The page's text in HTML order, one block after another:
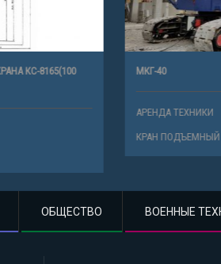
МКГ-40
АРЕНДА ТЕХНИКИ
КРАН ПОДЪЕМНЫЙ
ОБЩЕСТВО ВОЕННЫЕ